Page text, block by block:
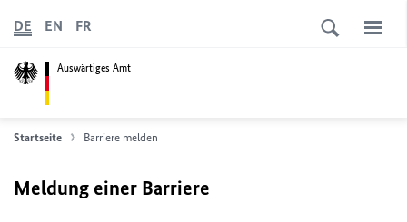
Auswärtiges Amt
DE EN FR
Startseite Barriere melden
Meldung einer Barriere